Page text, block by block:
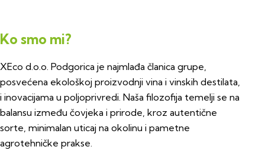
Ko smo mi?
XEco d.o.o. Podgorica je najmlađa članica grupe,
posvećena ekološkoj proizvodnji vina i vinskih destilata,
i inovacijama u poljoprivredi. Naša filozofija temelji se na
balansu između čovjeka i prirode, kroz autentične
sorte, minimalan uticaj na okolinu i pametne
agrotehničke prakse.